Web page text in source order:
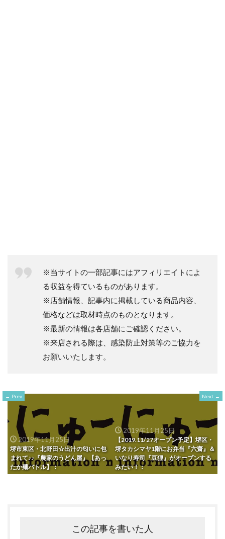
※当サイトの一部記事にはアフィリエイトによ
る収益を得ているものがあります。
※店舗情報、記事内に掲載している商品内容、
価格などは取材時点のものとなります。
※最新の情報は各店舗にご確認ください。
※来店される際は、感染防止対策等のご協力を
お願いいたします。
Prev
2019年11月25日
堺市東区・北野田☆出汁の匂いに包
まれて♪♪『農家のうどん屋』【あっ
たか麺バトル】：
Next
2019年11月25日
【2019.11/27オープン予定】堺区・
堺タカシマヤ1階にお弁当『六齋』＆
いなり寿司『豆狸』がオープンする
みたい！：
この記事を書いた人